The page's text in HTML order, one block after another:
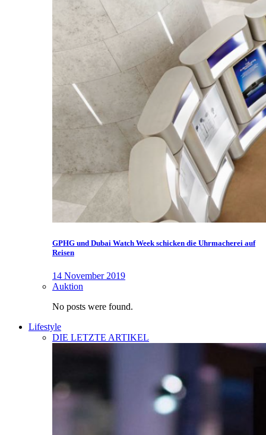
GPHG und Dubai Watch Week schicken die Uhrmacherei auf
Reisen
14 November 2019
Auktion
No posts were found.
Lifestyle
DIE LETZTE ARTIKEL